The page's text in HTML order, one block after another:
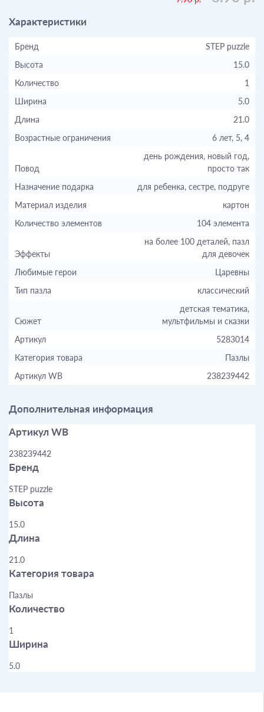
Характеристики
Бренд
STEP puzzle
Высота
15.0
Количество
1
Ширина
5.0
Длина
21.0
Возрастные ограничения
6 лет, 5, 4
Повод
день рождения, новый год,
просто так
Назначение подарка
для ребенка, сестре, подруге
Материал изделия
картон
Количество элементов
104 элемента
Эффекты
на более 100 деталей, пазл
для девочек
Любимые герои
Царевны
Тип пазла
классический
Сюжет
детская тематика,
мультфильмы и сказки
Артикул
5283014
Категория товара
Пазлы
Артикул WB
238239442
Дополнительная информация
Артикул WB
238239442
Бренд
STEP puzzle
Высота
15.0
Длина
21.0
Категория товара
Пазлы
Количество
1
Ширина
5.0